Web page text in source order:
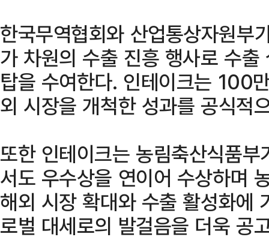
한국무역협회와 산업통상자원부
가 차원의 수출 진흥 행사로 수
탑을 수여한다. 인테이크는 100
외 시장을 개척한 성과를 공식적
또한 인테이크는 농림축산식품
서도 우수상을 연이어 수상하며
해외 시장 확대와 수출 활성화에
로벌 대세로의 발걸음을 더욱 공